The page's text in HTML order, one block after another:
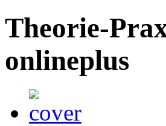
Theorie-
onlineplus